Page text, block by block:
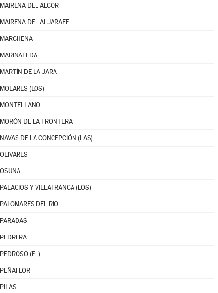
MAIRENA DEL ALCOR
MAIRENA DEL ALJARAFE
MARCHENA
MARINALEDA
MARTÍN DE LA JARA
MOLARES (LOS)
MONTELLANO
MORÓN DE LA FRONTERA
NAVAS DE LA CONCEPCIÓN (LAS)
OLIVARES
OSUNA
PALACIOS Y VILLAFRANCA (LOS)
PALOMARES DEL RÍO
PARADAS
PEDRERA
PEDROSO (EL)
PEÑAFLOR
PILAS